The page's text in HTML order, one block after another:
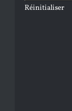
Réinitialiser